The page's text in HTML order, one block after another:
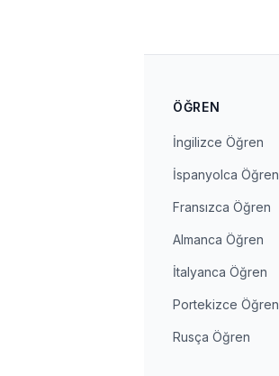
ÖĞREN
İngilizce Öğren
İspanyolca Öğren
Fransızca Öğren
Almanca Öğren
İtalyanca Öğren
Portekizce Öğren
Rusça Öğren